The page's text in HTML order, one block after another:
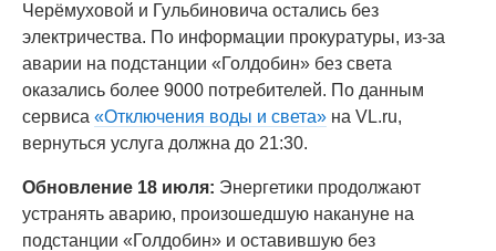
Черёмуховой и Гульбиновича остались без
электричества. По информации прокуратуры, из-за
аварии на подстанции «Голдобин» без света
оказались более 9000 потребителей. По данным
сервиса «Отключения воды и света» на VL.ru,
вернуться услуга должна до 21:30.
Обновление 18 июля: Энергетики продолжают
устранять аварию, произошедшую накануне на
подстанции «Голдобин» и оставившую без